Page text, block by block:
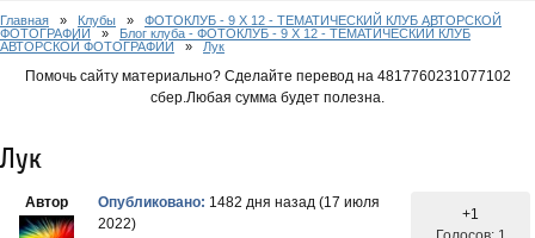
Форум
Главная » Клубы » ФОТОКЛУБ - 9 Х 12 - ТЕМАТИЧЕСКИЙ КЛУБ АВТОРСКОЙ
ФОТОГРАФИИ » Блог клуба - ФОТОКЛУБ - 9 Х 12 - ТЕМАТИЧЕСКИЙ КЛУБ
АВТОРСКОЙ ФОТОГРАФИИ » Лук
Помочь сайту материально? Сделайте перевод на 4817760231077102
сбер.Любая сумма будет полезна.
Лук
Автор Опубликовано: 1482 дня назад (17 июля
2022)
+1